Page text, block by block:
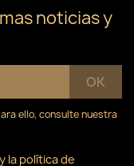
noticias y
ello, consulte nuestra
la política de